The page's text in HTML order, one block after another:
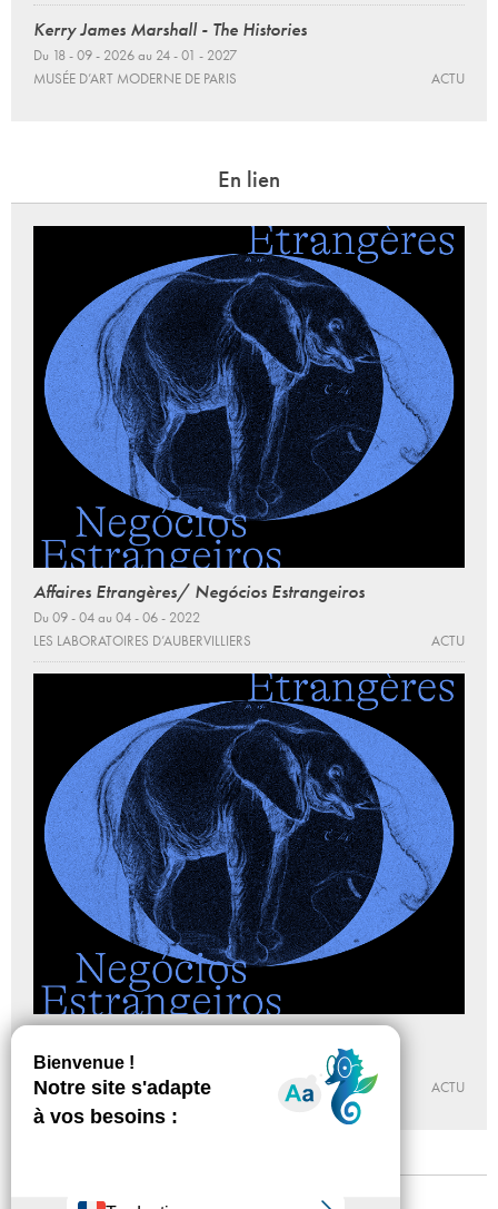
Kerry James Marshall - The Histories
Du 18 - 09 - 2026 au 24 - 01 - 2027
MUSÉE D’ART MODERNE DE PARIS
ACTU
En lien
Affaires Etrangères/ Negócios Estrangeiros
Du 09 - 04 au 04 - 06 - 2022
LES LABORATOIRES D’AUBERVILLIERS
ACTU
Du 09 - 04 au 04 - 06 - 2022
CENTRE D’ART YGREC-ENSAPC
ACTU